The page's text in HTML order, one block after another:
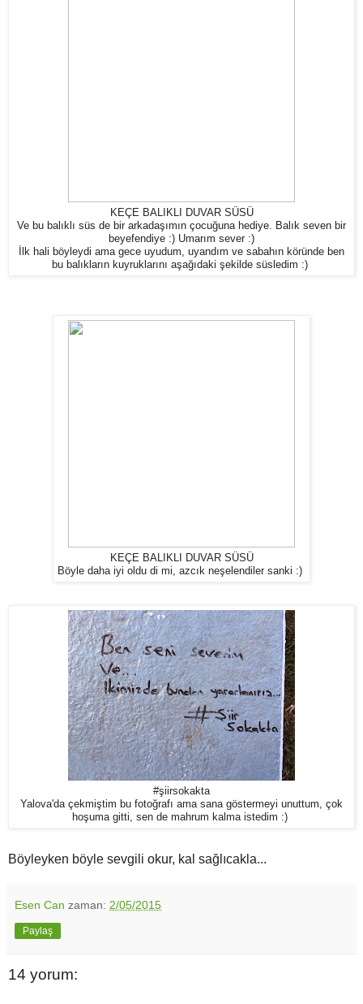
KEÇE BALIKLI DUVAR SÜSÜ
Ve bu balıklı süs de bir arkadaşımın çocuğuna hediye. Balık seven bir
beyefendiye :) Umarım sever :)
İlk hali böyleydi ama gece uyudum, uyandım ve sabahın köründe ben
bu balıkların kuyruklarını aşağıdaki şekilde süsledim :)
KEÇE BALIKLI DUVAR SÜSÜ
Böyle daha iyi oldu di mi, azcık neşelendiler sanki :)
#şiirsokakta
Yalova'da çekmiştim bu fotoğrafı ama sana göstermeyi unuttum, çok
hoşuma gitti, sen de mahrum kalma istedim :)
Böyleyken böyle sevgili okur, kal sağlıcakla...
Esen Can zaman: 2/05/2015
Paylaş
14 yorum: